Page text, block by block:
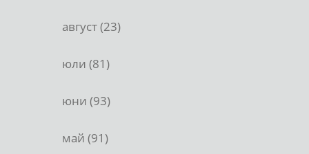
август (23)
юли (81)
юни (93)
май (91)